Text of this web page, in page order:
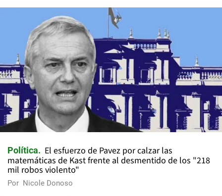
Política
El esfuerzo de Pavez por calzar las
matemáticas de Kast frente al desmentido de los "218
mil robos violento"
Por Nicole Donoso